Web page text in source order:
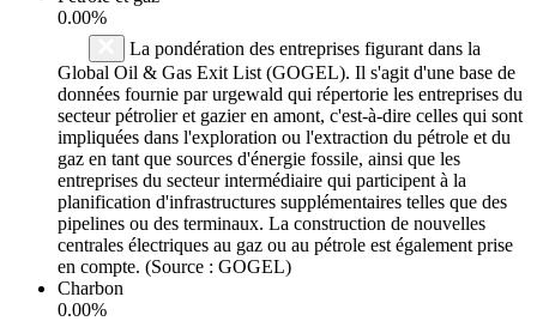
0.00%
La pondération des entreprises figurant dans la
Global Oil & Gas Exit List (GOGEL). Il s'agit d'une base de
données fournie par urgewald qui répertorie les entreprises du
secteur pétrolier et gazier en amont, c'est-à-dire celles qui sont
impliquées dans l'exploration ou l'extraction du pétrole et du
gaz en tant que sources d'énergie fossile, ainsi que les
entreprises du secteur intermédiaire qui participent à la
planification d'infrastructures supplémentaires telles que des
pipelines ou des terminaux. La construction de nouvelles
centrales électriques au gaz ou au pétrole est également prise
en compte. (Source : GOGEL)
Charbon
0.00%